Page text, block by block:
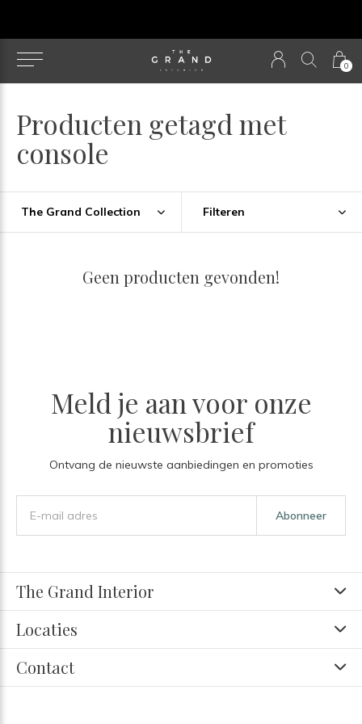
0
Producten getagd met
console
The Grand Collection Filteren
Geen producten gevonden!
Meld je aan voor onze
nieuwsbrief
Ontvang de nieuwste aanbiedingen en promoties
Abonneer
The Grand Interior
Locaties
Contact